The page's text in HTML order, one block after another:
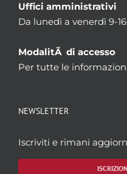
Uffici amministrativi
Da lunedì a venerdì 9-
ModalitÃ di accesso
Per tutte le
NEWSLETTER
Iscriviti e rimani